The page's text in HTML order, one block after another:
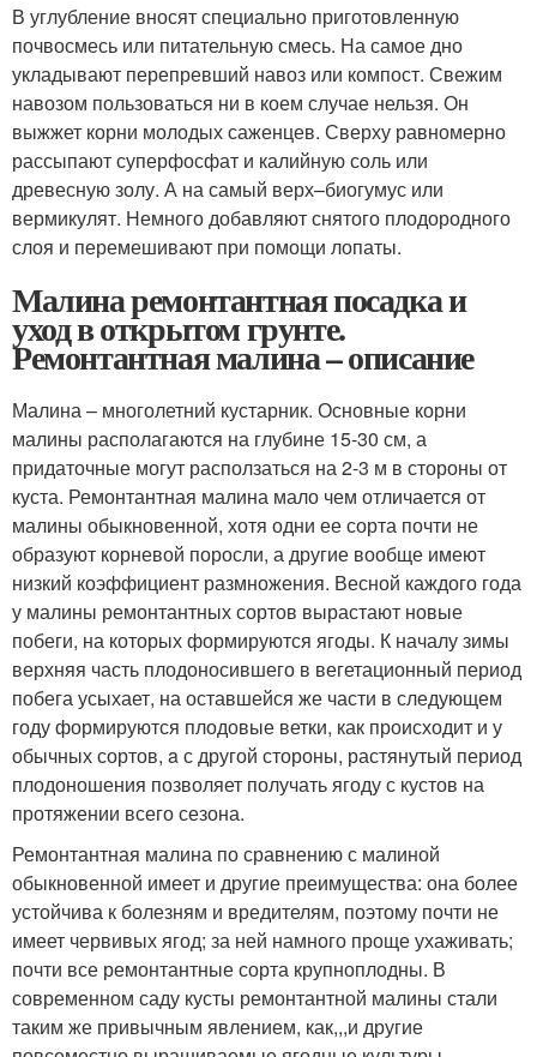
В углубление вносят специально приготовленную
почвосмесь или питательную смесь. На самое дно
укладывают перепревший навоз или компост. Свежим
навозом пользоваться ни в коем случае нельзя. Он
выжжет корни молодых саженцев. Сверху равномерно
рассыпают суперфосфат и калийную соль или
древесную золу. А на самый верх–биогумус или
вермикулят. Немного добавляют снятого плодородного
слоя и перемешивают при помощи лопаты.
Малина ремонтантная посадка и
уход в открытом грунте.
Ремонтантная малина – описание
Малина – многолетний кустарник. Основные корни
малины располагаются на глубине 15-30 см, а
придаточные могут расползаться на 2-3 м в стороны от
куста. Ремонтантная малина мало чем отличается от
малины обыкновенной, хотя одни ее сорта почти не
образуют корневой поросли, а другие вообще имеют
низкий коэффициент размножения. Весной каждого года
у малины ремонтантных сортов вырастают новые
побеги, на которых формируются ягоды. К началу зимы
верхняя часть плодоносившего в вегетационный период
побега усыхает, на оставшейся же части в следующем
году формируются плодовые ветки, как происходит и у
обычных сортов, a с другой стороны, растянутый период
плодоношения позволяет получать ягоду с кустов на
протяжении всего сезона.
Ремонтантная малина по сравнению с малиной
обыкновенной имеет и другие преимущества: она более
устойчива к болезням и вредителям, поэтому почти не
имеет червивых ягод; за ней намного проще ухаживать;
почти все ремонтантные сорта крупноплодны. В
современном саду кусты ремонтантной малины стали
таким же привычным явлением, как,,,и другие